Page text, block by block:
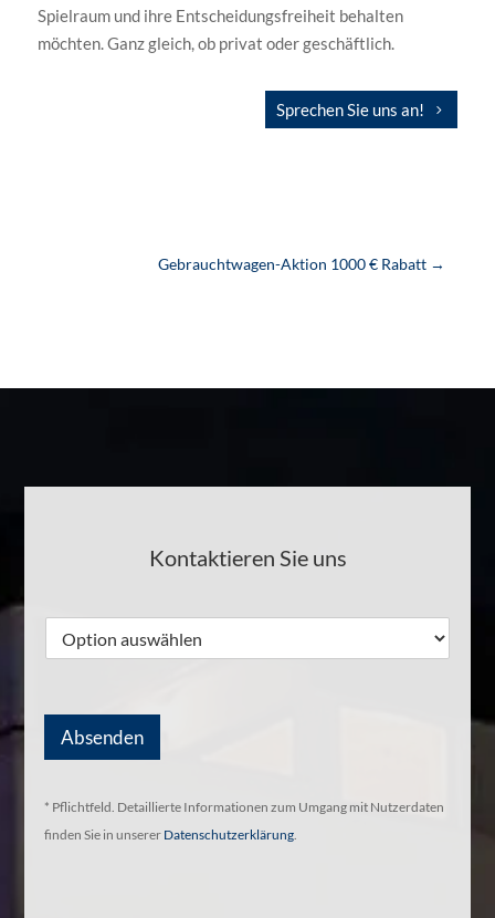
Spielraum und ihre Entscheidungsfreiheit behalten
möchten. Ganz gleich, ob privat oder geschäftlich.
Sprechen Sie uns an!
Gebrauchtwagen-Aktion 1000 € Rabatt →
Kontaktieren Sie uns
Absenden
* Pflichtfeld. Detaillierte Informationen zum Umgang mit Nutzerdaten
finden Sie in unserer Datenschutzerklärung.